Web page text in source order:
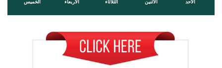
الأحد الأثنين الثلاثاء الأربعاء الخميس